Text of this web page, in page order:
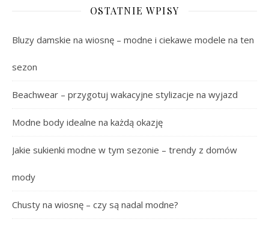
OSTATNIE WPISY
Bluzy damskie na wiosnę – modne i ciekawe modele na ten
sezon
Beachwear – przygotuj wakacyjne stylizacje na wyjazd
Modne body idealne na każdą okazję
Jakie sukienki modne w tym sezonie – trendy z domów
mody
Chusty na wiosnę – czy są nadal modne?